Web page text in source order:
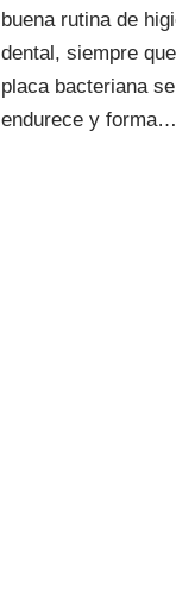
buena rutina de
dental, siempre
placa bacteriana
endurece y forma…